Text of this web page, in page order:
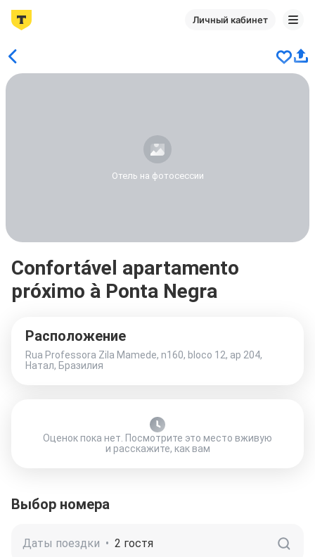
Личный кабинет
Отель на фотосессии
Confortável apartamento
próximo à Ponta Negra
Расположение
Rua Professora Zila Mamede, n160, bloco 12, ap 204,
Натал, Бразилия
Оценок пока нет. Посмотрите это место вживую
и расскажите, как вам
Выбор номера
Даты поездки • 2 гостя